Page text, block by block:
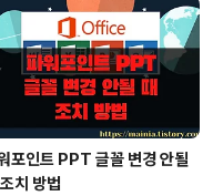
포인트 PPT 글꼴 변경 안될
치 방법